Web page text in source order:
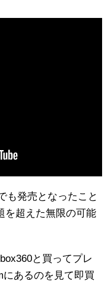
も発売となったこと
を超えた無限の可能
と買ってプレ
あるのを見て即買